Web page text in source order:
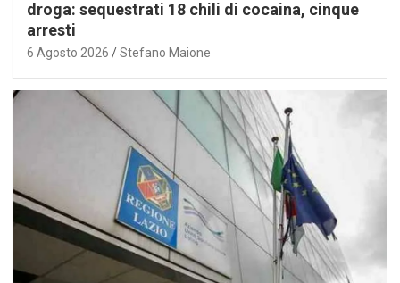
droga: sequestrati 18 chili di cocaina, cinque
arresti
6 Agosto 2026 Stefano Maione